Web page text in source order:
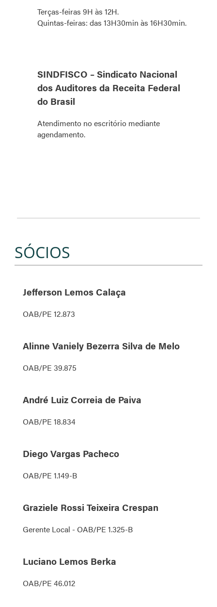
Terças-feiras 9H às 12H.
Quintas-feiras: das 13H30min às 16H30min.
SINDFISCO – Sindicato Nacional
dos Auditores da Receita Federal
do Brasil
Atendimento no escritório mediante
agendamento.
SÓCIOS
Jefferson Lemos Calaça
OAB/PE 12.873
Alinne Vaniely Bezerra Silva de Melo
OAB/PE 39.875
André Luiz Correia de Paiva
OAB/PE 18.834
Diego Vargas Pacheco
OAB/PE 1.149-B
Graziele Rossi Teixeira Crespan
Gerente Local - OAB/PE 1.325-B
Luciano Lemos Berka
OAB/PE 46.012